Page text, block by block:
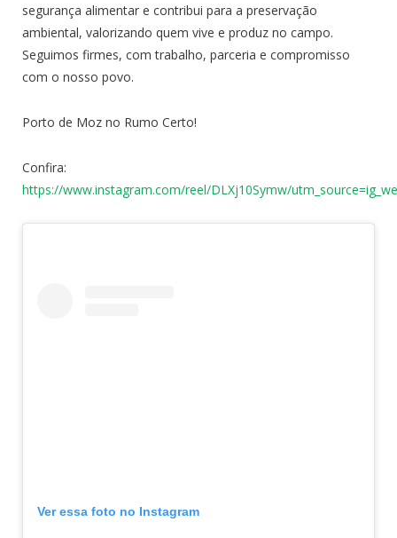
segurança alimentar e contribui para a preservação
ambiental, valorizando quem vive e produz no campo.
Seguimos firmes, com trabalho, parceria e compromisso
com o nosso povo.
Porto de Moz no Rumo Certo!
Confira:
https://www.instagram.com/reel/DLXj10Symw/
Ver essa foto no Instagram